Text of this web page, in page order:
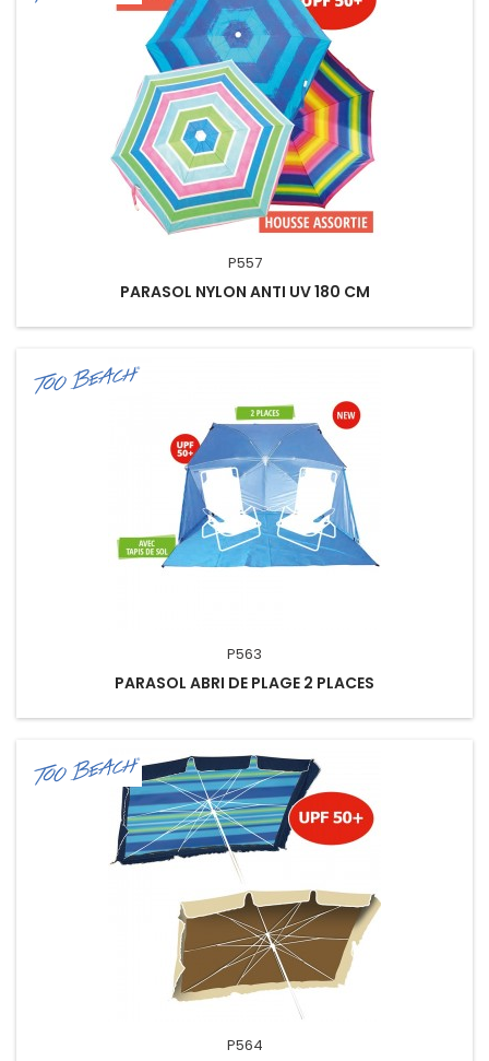
P557
PARASOL NYLON ANTI UV 180 CM
P563
PARASOL ABRI DE PLAGE 2 PLACES
P564